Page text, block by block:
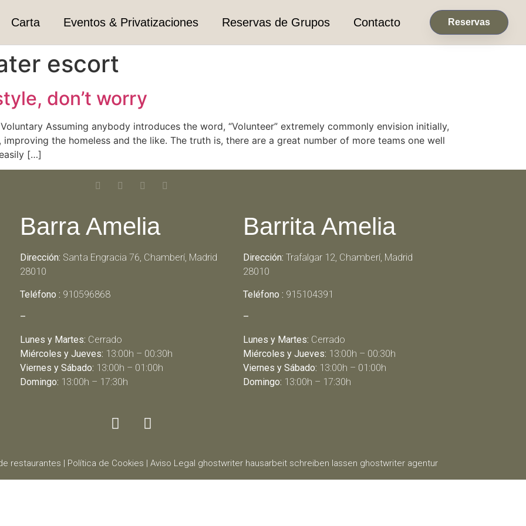
Carta Eventos & Privatizaciones Reservas de Grupos Contacto Reservas
escort
don’t worry
Assuming anybody introduces the word, “Volunteer” extremely commonly envision initially,
the homeless and the like. The truth is, there are a great number of more teams one well
[…]
Barra Amelia
Dirección: Santa Engracia 76, Chamberí, Madrid
28010
Teléfono : 910596868
–
Lunes y Martes: Cerrado
Miércoles y Jueves: 13:00h – 00:30h
Viernes y Sábado: 13:00h – 01:00h
Domingo: 13:00h – 17:30h
Barrita Amelia
Dirección: Trafalgar 12, Chamberí, Madrid
28010
Teléfono : 915104391
–
Lunes y Martes: Cerrado
Miércoles y Jueves: 13:00h – 00:30h
Viernes y Sábado: 13:00h – 01:00h
Domingo: 13:00h – 17:30h
restaurantes | Política de Cookies | Aviso Legal ghostwriter hausarbeit schreiben lassen ghostwriter agentur